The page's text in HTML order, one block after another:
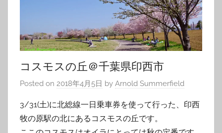
コスモスの丘＠千葉県印西市
Posted on 2018年4月5日 by Arnold Summerfield
3/31(土)に北総線一日乗車券を使って行った、印西
牧の原駅の北にあるコスモスの丘です。